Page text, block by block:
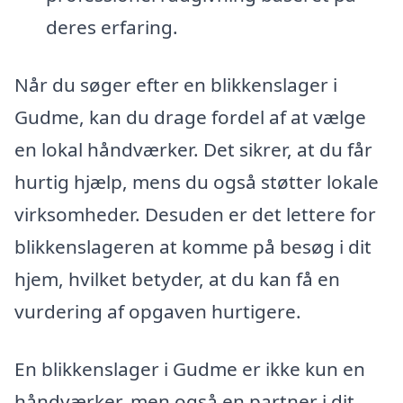
deres erfaring.
Når du søger efter en blikkenslager i
Gudme, kan du drage fordel af at vælge
en lokal håndværker. Det sikrer, at du får
hurtig hjælp, mens du også støtter lokale
virksomheder. Desuden er det lettere for
blikkenslageren at komme på besøg i dit
hjem, hvilket betyder, at du kan få en
vurdering af opgaven hurtigere.
En blikkenslager i Gudme er ikke kun en